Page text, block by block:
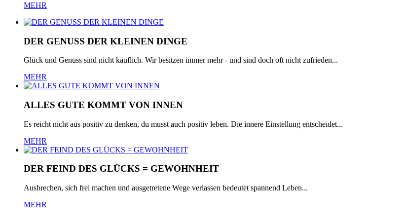
MEHR
DER GENUSS DER KLEINEN DINGE
Glück und Genuss sind nicht käuflich. Wir besitzen immer mehr - und sind doch oft nicht zufrieden...
MEHR
ALLES GUTE KOMMT VON INNEN
Es reicht nicht aus positiv zu denken, du musst auch positiv leben. Die innere Einstellung entscheidet...
MEHR
DER FEIND DES GLÜCKS = GEWOHNHEIT
Ausbrechen, sich frei machen und ausgetretene Wege verlassen bedeutet spannend Leben...
MEHR